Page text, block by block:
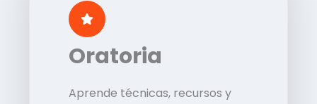
Oratoria
Aprende técnicas, recursos y